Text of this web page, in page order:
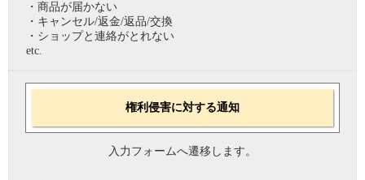
・商品が届かない
・キャンセル/返金/返品/交換
・ショップと連絡がとれない
etc.
権利侵害に対する通知
入力フォームへ遷移します。